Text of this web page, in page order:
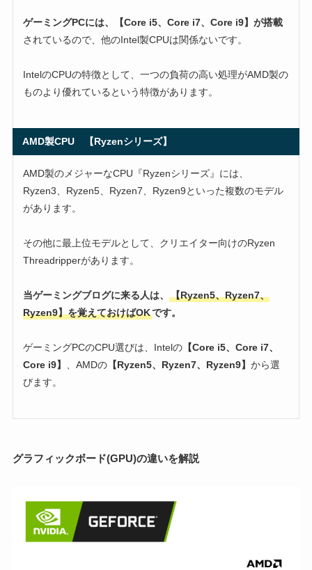
ゲーミングPCには、【Core i5、Core i7、Core i9】が搭載
されているので、他のIntel製CPUは関係ないです。
IntelのCPUの特徴として、一つの負荷の高い処理がAMD製の
ものより優れているという特徴があります。
AMD製CPU 【Ryzenシリーズ】
AMD製のメジャーなCPU『Ryzenシリーズ』には、
Ryzen3、Ryzen5、Ryzen7、Ryzen9といった複数のモデル
があります。
その他に最上位モデルとして、クリエイター向けのRyzen
Threadripperがあります。
当ゲーミングブログに来る人は、
【Ryzen5、Ryzen7、
Ryzen9】を覚えておけばOKです。
ゲーミングPCのCPU選びは、Intelの【Core i5、Core i7、
Core i9】
、AMDの【Ryzen5、Ryzen7、Ryzen9】 から選
びます。
グラフィックボード(GPU)の違いを解説